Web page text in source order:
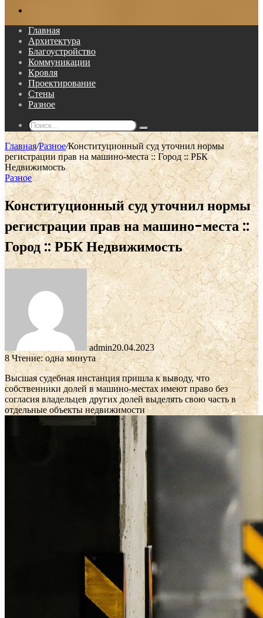
Главная
Архитектура
Благоустройство
Коммуникации
Кровля
Проектирование
Стены
Разное
Поиск...
Главная/Разное/Конституционный суд уточнил нормы
регистрации прав на машино-места :: Город :: РБК
Недвижимость
Разное
Конституционный суд уточнил нормы
регистрации прав на машино-места ::
Город :: РБК Недвижимость
admin20.04.2023
8Чтение: одна минута
Высшая судебная инстанция пришла к выводу, что
собственники долей в машино-местах имеют право без
согласия владельцев других долей выделять свою часть в
отдельные объекты недвижимости